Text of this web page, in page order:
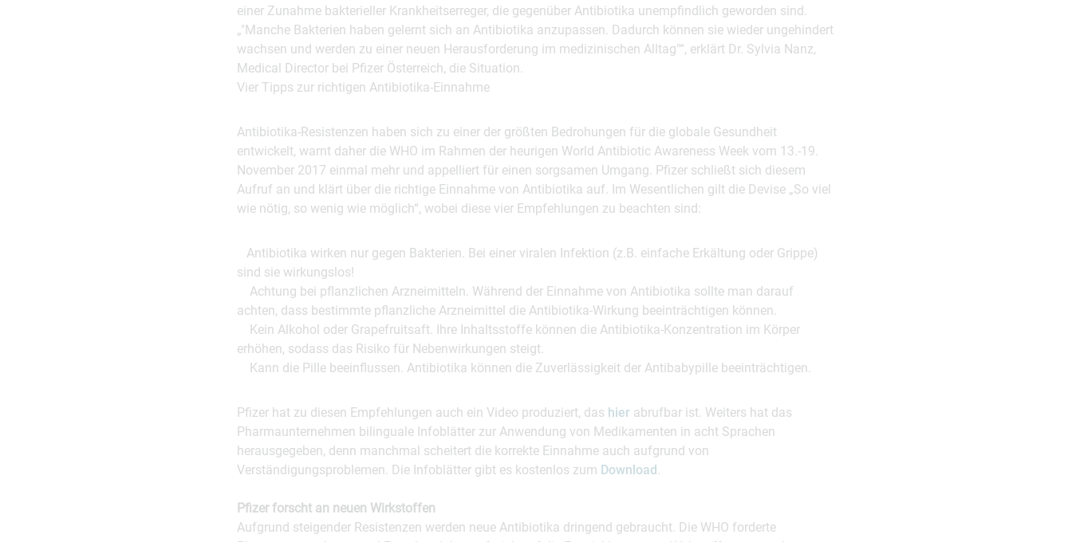
einer Zunahme bakterieller Krankheitserreger, die gegenüber Antibiotika unempfindlich geworden sind.
„"Manche Bakterien haben gelernt sich an Antibiotika anzupassen. Dadurch können sie wieder ungehindert
wachsen und werden zu einer neuen Herausforderung im medizinischen Alltag"“, erklärt Dr. Sylvia Nanz,
Medical Director bei Pfizer Österreich, die Situation.
Vier Tipps zur richtigen Antibiotika-Einnahme
Antibiotika-Resistenzen haben sich zu einer der größten Bedrohungen für die globale Gesundheit
entwickelt, warnt daher die WHO im Rahmen der heurigen World Antibiotic Awareness Week vom 13.-19.
November 2017 einmal mehr und appelliert für einen sorgsamen Umgang. Pfizer schließt sich diesem
Aufruf an und klärt über die richtige Einnahme von Antibiotika auf. Im Wesentlichen gilt die Devise „So viel
wie nötig, so wenig wie möglich“, wobei diese vier Empfehlungen zu beachten sind:
Antibiotika wirken nur gegen Bakterien. Bei einer viralen Infektion (z.B. einfache Erkältung oder Grippe)
sind sie wirkungslos!
Achtung bei pflanzlichen Arzneimitteln. Während der Einnahme von Antibiotika sollte man darauf
achten, dass bestimmte pflanzliche Arzneimittel die Antibiotika-Wirkung beeinträchtigen können.
Kein Alkohol oder Grapefruitsaft. Ihre Inhaltsstoffe können die Antibiotika-Konzentration im Körper
erhöhen, sodass das Risiko für Nebenwirkungen steigt.
Kann die Pille beeinflussen. Antibiotika können die Zuverlässigkeit der Antibabypille beeinträchtigen.
Pfizer hat zu diesen Empfehlungen auch ein Video produziert, das hier abrufbar ist. Weiters hat das
Pharmaunternehmen bilinguale Infoblätter zur Anwendung von Medikamenten in acht Sprachen
herausgegeben, denn manchmal scheitert die korrekte Einnahme auch aufgrund von
Verständigungsproblemen. Die Infoblätter gibt es kostenlos zum Download.
Pfizer forscht an neuen Wirkstoffen
Aufgrund steigender Resistenzen werden neue Antibiotika dringend gebraucht. Die WHO forderte